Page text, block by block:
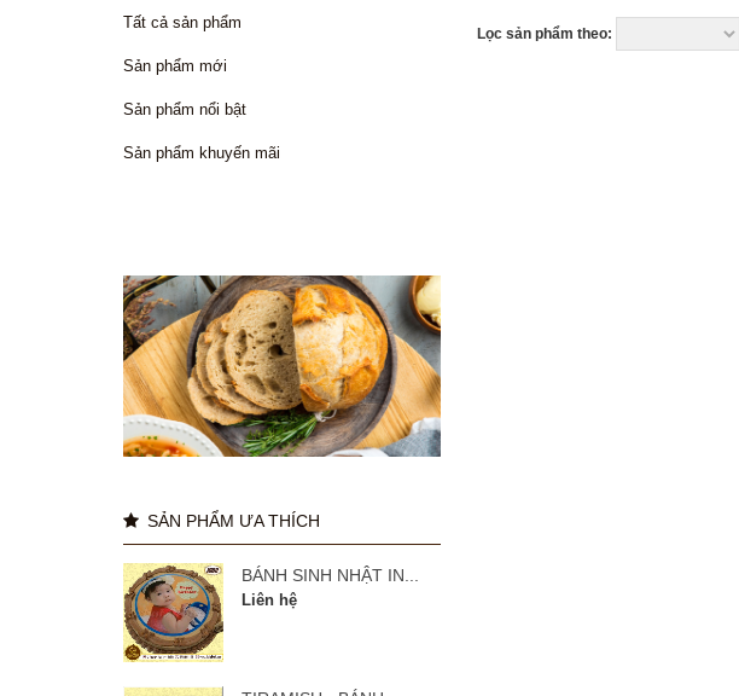
Lọc sản phẩm theo:
Tất cả sản phẩm
Sản phẩm mới
Sản phẩm nổi bật
Sản phẩm khuyến mãi
SẢN PHẨM ƯA THÍCH
BÁNH SINH NHẬT IN...
Liên hệ